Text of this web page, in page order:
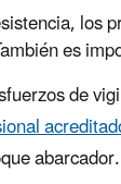
los
es
de
abarcador.